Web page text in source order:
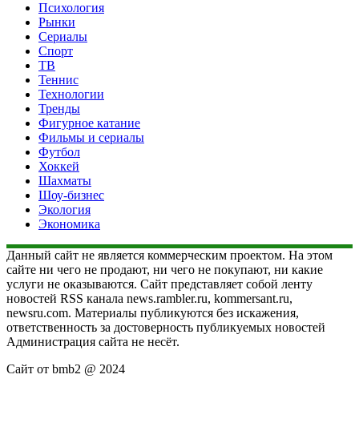
Психология
Рынки
Сериалы
Спорт
ТВ
Теннис
Технологии
Тренды
Фигурное катание
Фильмы и сериалы
Футбол
Хоккей
Шахматы
Шоу-бизнес
Экология
Экономика
Данный сайт не является коммерческим проектом. На этом
сайте ни чего не продают, ни чего не покупают, ни какие
услуги не оказываются. Сайт представляет собой ленту
новостей RSS канала news.rambler.ru, kommersant.ru,
newsru.com. Материалы публикуются без искажения,
ответственность за достоверность публикуемых новостей
Администрация сайта не несёт.
Сайт от bmb2 @ 2024